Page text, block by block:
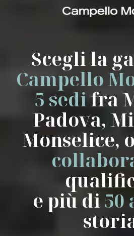
Scegli la
Campello
5 sedifra
Padova,
Monselice,
e più di50